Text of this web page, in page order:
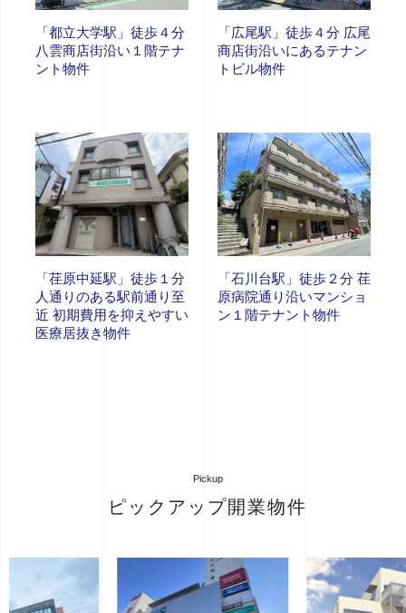
「都立大学駅」徒歩４分
八雲商店街沿い１階テナ
ント物件
「広尾駅」徒歩４分 広尾
商店街沿いにあるテナン
トビル物件
「荏原中延駅」徒歩１分
人通りのある駅前通り至
近 初期費用を抑えやすい
医療居抜き物件
「石川台駅」徒歩２分 荏
原病院通り沿いマンショ
ン１階テナント物件
Pickup
ピックアップ開業物件